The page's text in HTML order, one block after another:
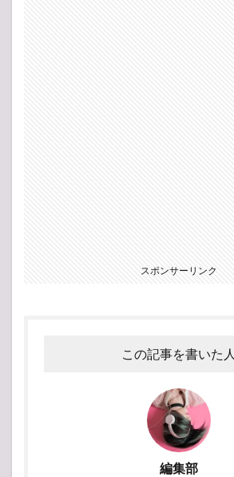
スポンサーリンク
この記事を書いた人
編集部